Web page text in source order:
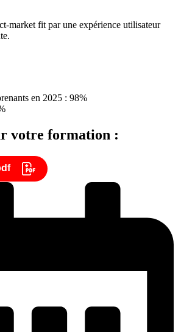
market fit par une expérience utilisateur
en 2025 : 98%
votre formation :